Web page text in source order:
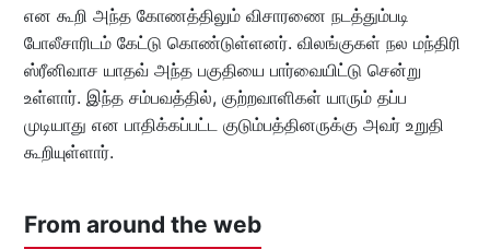
என கூறி அந்த கோணத்திலும் விசாரணை நடத்தும்படி
போலீசாரிடம் கேட்டு கொண்டுள்ளனர். விலங்குகள் நல மந்திரி
ஸ்ரீனிவாச யாதவ் அந்த பகுதியை பார்வையிட்டு சென்று
உள்ளார். இந்த சம்பவத்தில், குற்றவாளிகள் யாரும் தப்ப
முடியாது என பாதிக்கப்பட்ட குடும்பத்தினருக்கு அவர் உறுதி
கூறியுள்ளார்.
From around the web